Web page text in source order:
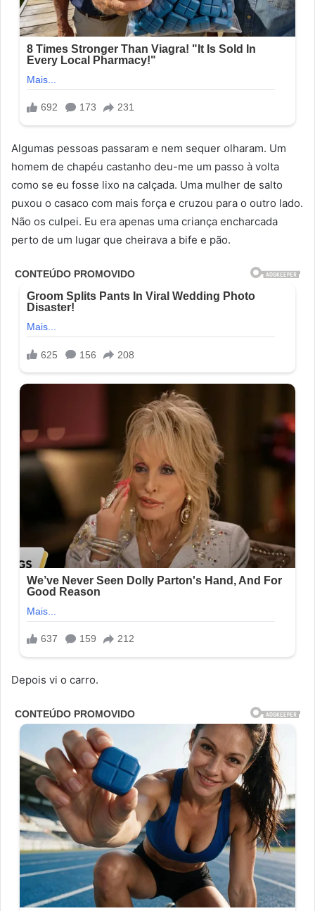
Algumas pessoas passaram e nem sequer olharam. Um
homem de chapéu castanho deu-me um passo à volta
como se eu fosse lixo na calçada. Uma mulher de salto
puxou o casaco com mais força e cruzou para o outro lado.
Não os culpei. Eu era apenas uma criança encharcada
perto de um lugar que cheirava a bife e pão.
Depois vi o carro.